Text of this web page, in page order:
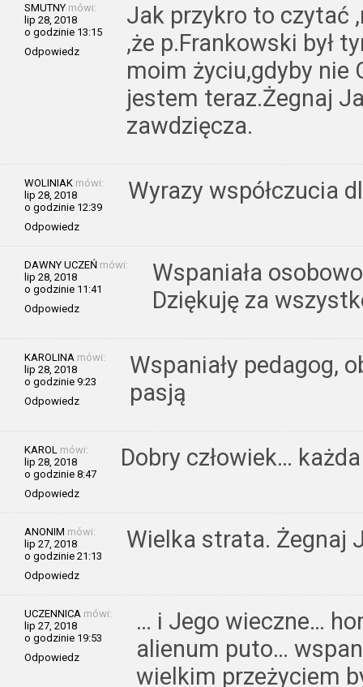
SMUTNY mówi:
lip 28, 2018
o godzinie 13:15
Odpowiedz
Jak przykro to czytać
,że p.Frankowski był
moim życiu,gdyby nie
jestem teraz.Żegnaj
zawdzięcza.
WOLINIAK mówi:
lip 28, 2018
o godzinie 12:39
Odpowiedz
Wyrazy współczucia
DAWNY UCZEŃ mówi:
lip 28, 2018
o godzinie 11:41
Odpowiedz
Wspaniała
Dziękuję za
KAROLINA mówi:
lip 28, 2018
o godzinie 9:23
Odpowiedz
Wspaniały pedagog,
pasją
KAROL mówi:
lip 28, 2018
o godzinie 8:47
Odpowiedz
Dobry człowiek…
ANONIM mówi:
lip 27, 2018
o godzinie 21:13
Odpowiedz
Wielka strata. Żegnaj
UCZENNICA mówi:
lip 27, 2018
o godzinie 19:53
Odpowiedz
… i Jego wieczne…
alienum puto…
wielkim przeżyciem